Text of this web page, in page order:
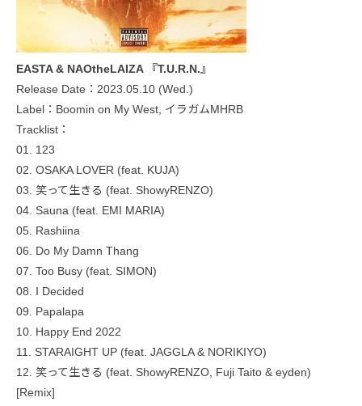
EASTA & NAOtheLAIZA 『T.U.R.N.』
Release Date：2023.05.10 (Wed.)
Label：Boomin on My West, イラガムMHRB
Tracklist：
01. 123
02. OSAKA LOVER (feat. KUJA)
03. 笑って生きる (feat. ShowyRENZO)
04. Sauna (feat. EMI MARIA)
05. Rashiina
06. Do My Damn Thang
07. Too Busy (feat. SIMON)
08. I Decided
09. Papalapa
10. Happy End 2022
11. STARAIGHT UP (feat. JAGGLA & NORIKIYO)
12. 笑って生きる (feat. ShowyRENZO, Fuji Taito & eyden)
[Remix]